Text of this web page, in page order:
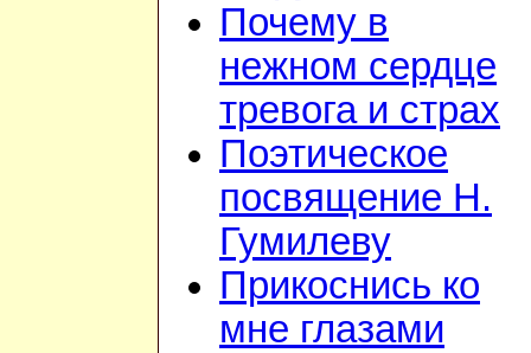
Почему в
нежном сердце
тревога и страх
Поэтическое
посвящение Н.
Гумилеву
Прикоснись ко
мне глазами